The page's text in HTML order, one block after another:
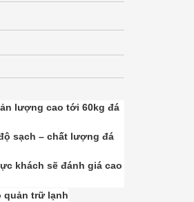
lượng cao tới 60kg đá
sạch – chất lượng đá
khách sẽ đánh giá cao
quản trữ lạnh